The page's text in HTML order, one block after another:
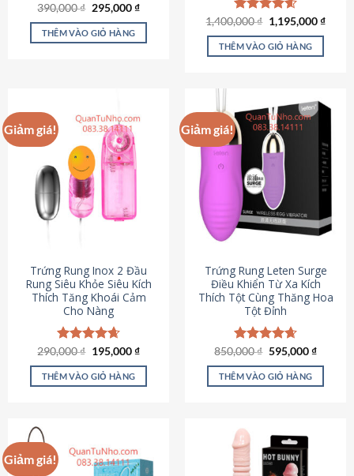
Được xếp
hạng4.90
5 sao
390,000₫ Giá
là:
390,000 ₫.
295,000₫Giá
tại
THÊM VÀO GIỎ HÀNG
Được xếp
hạng4.62
5 sao
1,400,000₫ Giá
gốc
là:
1,400,000 ₫.
1,195,000₫Giá
THÊM VÀO GIỎ HÀNG
Giảm giá!
Trứng Rung Inox 2 Đầu
Rung Siêu Khỏe Siêu Kích
Thích Tăng Khoái Cảm
Cho Nàng
Được xếp
hạng4.64
5 sao
290,000₫ Giá
là:
290,000 ₫.
195,000₫Giá
tại
THÊM VÀO GIỎ HÀNG
Giảm giá!
Trứng Rung Leten Surge
Điều Khiển Từ Xa Kích
Thích Tột Cùng Thăng Hoa
Tột Đỉnh
Được xếp
hạng4.69
5 sao
850,000₫ Giá
là:
850,000 ₫.
595,000₫Giá
tại
THÊM VÀO GIỎ HÀNG
Giảm giá!